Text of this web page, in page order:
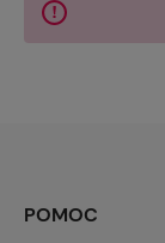
POMOC